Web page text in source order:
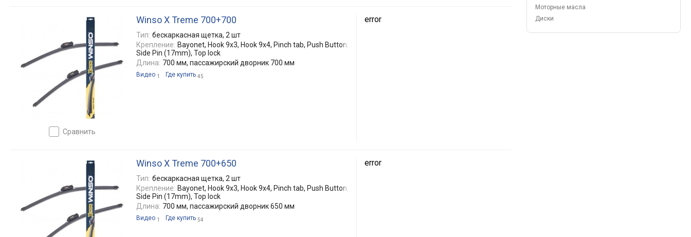
сравнить
Winso X Treme 700+700
Тип: бескаркасная щетка, 2 шт
Крепление: Bayonet, Hook 9x3, Hook 9x4, Pinch tab, Push Button,
Side Pin (17mm), Top lock
Длина: 700 мм, пассажирский дворник 700 мм
Видео 1 Где купить 45
error
Winso X Treme 700+650
Тип: бескаркасная щетка, 2 шт
Крепление: Bayonet, Hook 9x3, Hook 9x4, Pinch tab, Push Button,
Side Pin (17mm), Top lock
Длина: 700 мм, пассажирский дворник 650 мм
Видео 1 Где купить 54
error
Моторные масла
Диски